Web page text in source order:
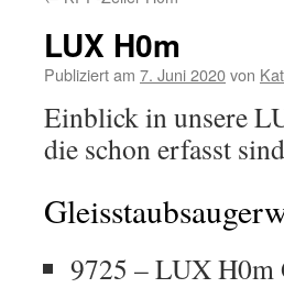
LUX H0m
Publiziert am 7. Juni 2020von
Einblick in unsere
die schon erfasst sind
9725 – LUX H0m